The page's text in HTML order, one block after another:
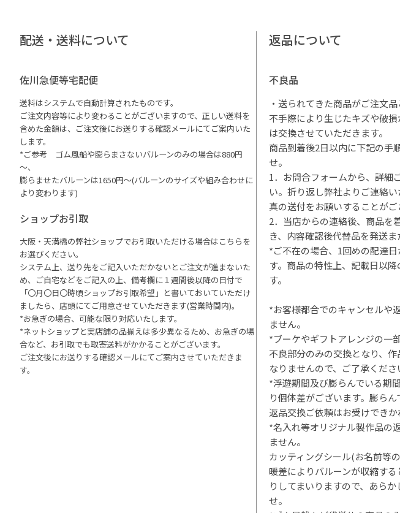
配送・送料について
佐川急便等宅配便
送料はシステムで自動計算されたものです。
ご注文内容等により変わることがございますので、正しい送料を
含めた金額は、ご注文後にお送りする確認メールにてご案内いた
します。
*ご参考 ゴム風船や膨らまさないバルーンのみの場合は880円
～、
膨らませたバルーンは1650円～(バルーンのサイズや組み合わせに
より変わります)
ショップお引取
大阪・天満橋の弊社ショップでお引取いただける場合はこちらを
お選びください。
システム上、送り先をご記入いただかないとご注文が進まないた
め、ご自宅などをご記入の上、備考欄に１週間後以降の日付で
「〇月〇日〇時頃ショップお引取希望」と書いておいていただけ
ましたら、店頭にてご用意させていただきます(営業時間内)。
*お急ぎの場合、可能な限り対応いたします。
*ネットショップと実店舗の品揃えは多少異なるため、お急ぎの場
合など、お引取でも取寄送料がかかることがございます。
ご注文後にお送りする確認メールにてご案内させていただきま
す。
返品について
不良品
・送られてきた商品がご注文
不手際により生じたキズや破
は交換させていただきます。
商品到着後2日以内に下記の手
せ。
1．お問合フォームから、詳細
い。折り返し弊社よりご連絡
真の送付をお願いすることがご
2．当店からの連絡後、商品を
き、内容確認後代替品を発送ま
*ご不在の場合、1回めの配達
す。商品の特性上、記載日以
す。
*お客様都合でのキャンセルや
ません。
*ブーケやギフトアレンジの一
不良部分のみの交換となり、
なりませんので、ご了承くださ
*浮遊期間及び膨らんでいる期
り個体差がございます。膨ら
返品交換ご依頼はお受けできか
*名入れ等オリジナル製作品の
ません。
カッティングシール(お名前等
暖差によりバルーンが収縮す
りしてまいりますので、あら
せ。